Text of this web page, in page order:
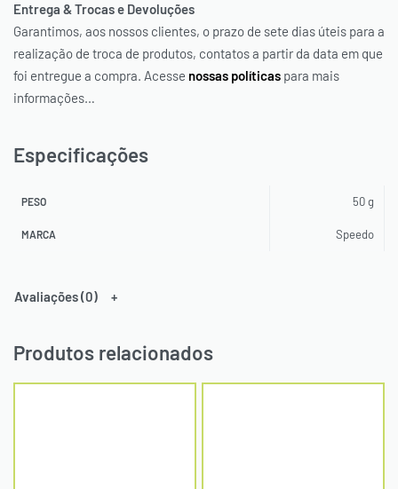
Entrega & Trocas e Devoluções
Garantimos, aos nossos clientes, o prazo de sete dias úteis para a
realização de troca de produtos, contatos a partir da data em que
foi entregue a compra. Acesse nossas políticas para mais
informações…
Especificações
PESO 50 g
MARCA Speedo
Avaliações (0)
Produtos relacionados